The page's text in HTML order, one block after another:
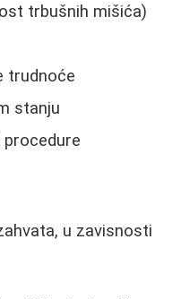
trbušnih mišića)
trudnoće
stanju
procedure
u zavisnosti